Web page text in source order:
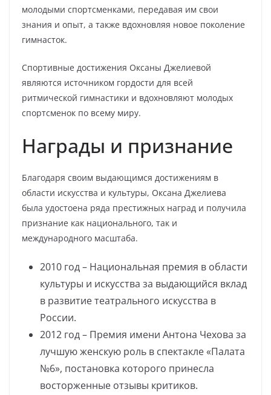
молодыми спортсменками, передавая им свои
знания и опыт, а также вдохновляя новое поколение
гимнасток.
Спортивные достижения Оксаны Джелиевой
являются источником гордости для всей
ритмической гимнастики и вдохновляют молодых
спортсменок по всему миру.
Награды и признание
Благодаря своим выдающимся достижениям в
области искусства и культуры, Оксана Джелиева
была удостоена ряда престижных наград и получила
признание как национального, так и
международного масштаба.
2010 год – Национальная премия в области
культуры и искусства за выдающийся вклад
в развитие театрального искусства в
России.
2012 год – Премия имени Антона Чехова за
лучшую женскую роль в спектакле «Палата
№6», постановка которого принесла
восторженные отзывы критиков.